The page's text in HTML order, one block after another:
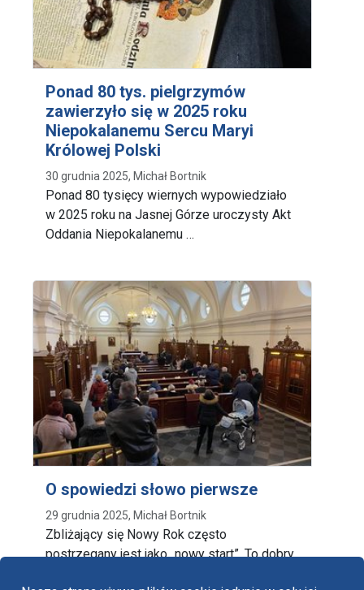
Ponad 80 tys. pielgrzymów
zawierzyło się w 2025 roku
Niepokalanemu Sercu Maryi
Królowej Polski
30 grudnia 2025, Michał Bortnik
Ponad 80 tysięcy wiernych wypowiedziało
w 2025 roku na Jasnej Górze uroczysty Akt
Oddania Niepokalanemu …
O spowiedzi słowo pierwsze
29 grudnia 2025, Michał Bortnik
Zbliżający się Nowy Rok często
postrzegany jest jako „nowy start”. To dobry